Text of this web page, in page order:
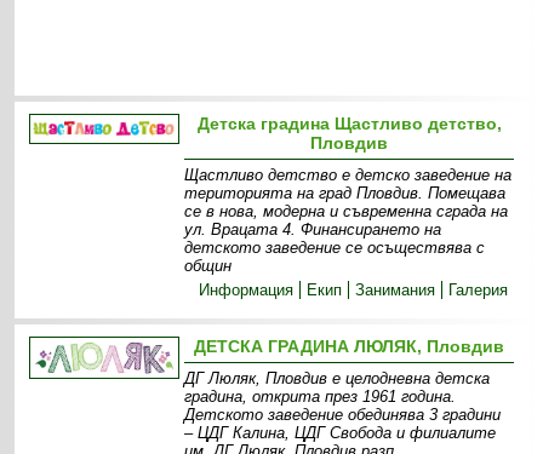
Детска градина Щастливо детство,
Пловдив
Щастливо детство е детско заведение на
територията на град Пловдив. Помещава
се в нова, модерна и съвременна сграда на
ул. Врацата 4. Финансирането на
детското заведение се осъществява с
общин
Информация
Екип Занимания Галерия
ДЕТСКА ГРАДИНА ЛЮЛЯК, Пловдив
ДГ Люляк, Пловдив е целодневна детска
градина, открита през 1961 година.
Детското заведение обединява 3 градини
– ЦДГ Калина, ЦДГ Свобода и филиалите